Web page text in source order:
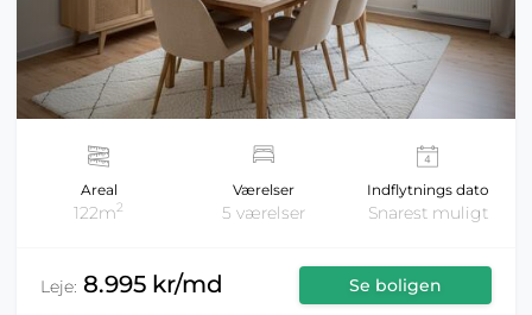
Areal
122m2
Værelser
5 værelser
Indflytnings dato
Snarest muligt
Leje: 8.995 kr/md Se boligen